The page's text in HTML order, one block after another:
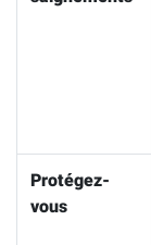
Protégez-
vous